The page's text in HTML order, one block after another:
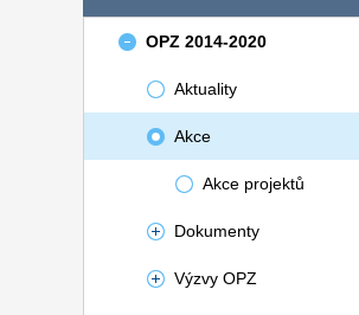
OPZ 2014-2020
Aktuality
Akce
Akce projektů
Dokumenty
Výzvy OPZ